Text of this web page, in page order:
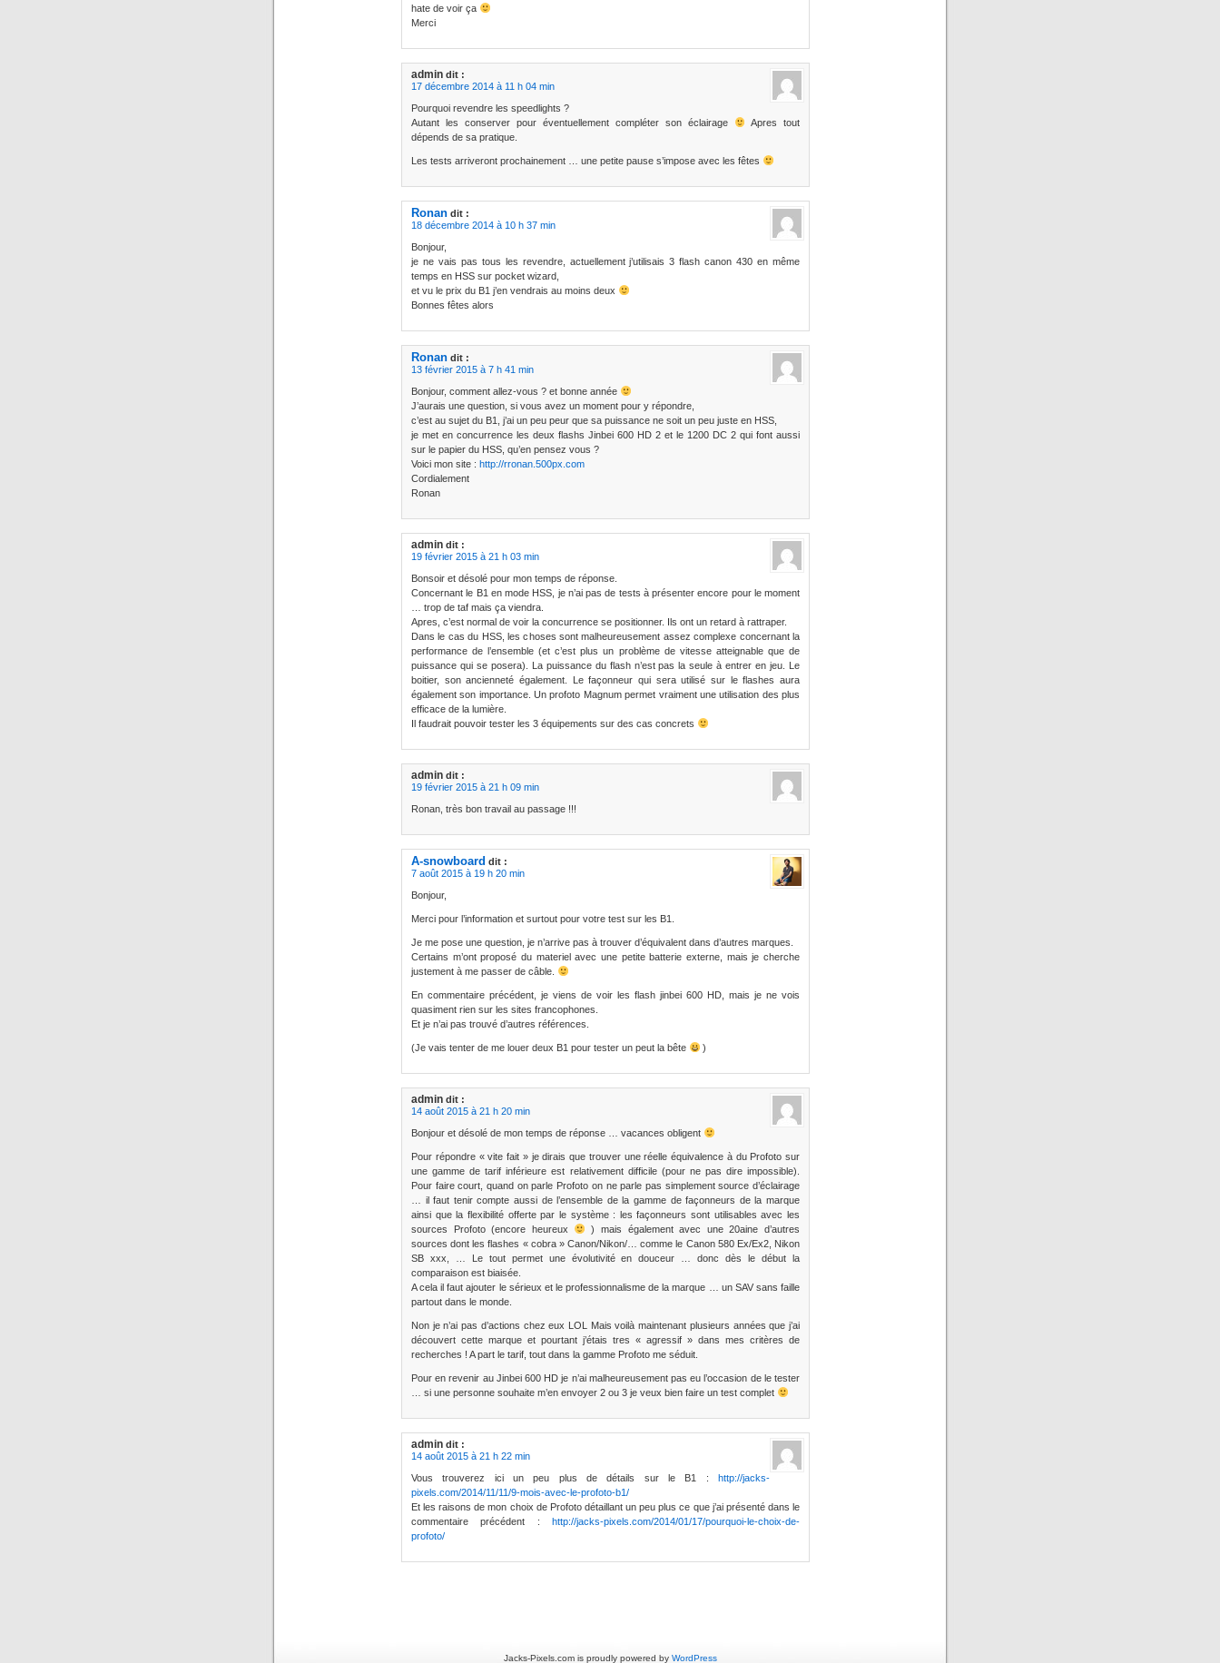
hate de voir ça
Merci
admin dit :
17 décembre 2014 à 11 h 04 min
Pourquoi revendre les speedlights ?
Autant les conserver pour éventuellement compléter son éclairage
Apres tout
dépends de sa pratique.
Les tests arriveront prochainement … une petite pause s’impose avec les fêtes
Ronan dit :
18 décembre 2014 à 10 h 37 min
Bonjour,
je ne vais pas tous les revendre, actuellement j’utilisais 3 flash canon 430 en même
temps en HSS sur pocket wizard,
et vu le prix du B1 j’en vendrais au moins deux
Bonnes fêtes alors
Ronan dit :
13 février 2015 à 7 h 41 min
Bonjour, comment allez-vous ? et bonne année
J’aurais une question, si vous avez un moment pour y répondre,
c’est au sujet du B1, j’ai un peu peur que sa puissance ne soit un peu juste en HSS,
je met en concurrence les deux flashs Jinbei 600 HD 2 et le 1200 DC 2 qui font aussi
sur le papier du HSS, qu’en pensez vous ?
Voici mon site : http://rronan.500px.com
Cordialement
Ronan
admin dit :
19 février 2015 à 21 h 03 min
Bonsoir et désolé pour mon temps de réponse.
Concernant le B1 en mode HSS, je n’ai pas de tests à présenter encore pour le moment
… trop de taf mais ça viendra.
Apres, c’est normal de voir la concurrence se positionner. Ils ont un retard à rattraper.
Dans le cas du HSS, les choses sont malheureusement assez complexe concernant la
performance de l’ensemble (et c’est plus un problème de vitesse atteignable que de
puissance qui se posera). La puissance du flash n’est pas la seule à entrer en jeu. Le
boitier, son ancienneté également. Le façonneur qui sera utilisé sur le flashes aura
également son importance. Un profoto Magnum permet vraiment une utilisation des plus
efficace de la lumière.
Il faudrait pouvoir tester les 3 équipements sur des cas concrets
admin dit :
19 février 2015 à 21 h 09 min
Ronan, très bon travail au passage !!!
A-snowboard dit :
7 août 2015 à 19 h 20 min
Bonjour,
Merci pour l’information et surtout pour votre test sur les B1.
Je me pose une question, je n’arrive pas à trouver d’équivalent dans d’autres marques.
Certains m’ont proposé du materiel avec une petite batterie externe, mais je cherche
justement à me passer de câble.
En commentaire précédent, je viens de voir les flash jinbei 600 HD, mais je ne vois
quasiment rien sur les sites francophones.
Et je n’ai pas trouvé d’autres références.
(Je vais tenter de me louer deux B1 pour tester un peut la bête )
admin dit :
14 août 2015 à 21 h 20 min
Bonjour et désolé de mon temps de réponse … vacances obligent
Pour répondre « vite fait » je dirais que trouver une réelle équivalence à du Profoto sur
une gamme de tarif inférieure est relativement difficile (pour ne pas dire impossible).
Pour faire court, quand on parle Profoto on ne parle pas simplement source d’éclairage
… il faut tenir compte aussi de l’ensemble de la gamme de façonneurs de la marque
ainsi que la flexibilité offerte par le système : les façonneurs sont utilisables avec les
sources Profoto (encore heureux
) mais également avec une 20aine d’autres
sources dont les flashes « cobra » Canon/Nikon/… comme le Canon 580 Ex/Ex2, Nikon
SB xxx, … Le tout permet une évolutivité en douceur … donc dès le début la
comparaison est biaisée.
A cela il faut ajouter le sérieux et le professionnalisme de la marque … un SAV sans faille
partout dans le monde.
Non je n’ai pas d’actions chez eux LOL Mais voilà maintenant plusieurs années que j’ai
découvert cette marque et pourtant j’étais tres « agressif » dans mes critères de
recherches ! A part le tarif, tout dans la gamme Profoto me séduit.
Pour en revenir au Jinbei 600 HD je n’ai malheureusement pas eu l’occasion de le tester
… si une personne souhaite m’en envoyer 2 ou 3 je veux bien faire un test complet
admin dit :
14 août 2015 à 21 h 22 min
Vous trouverez ici un peu plus de détails sur le B1 : http://jacks-
pixels.com/2014/11/11/9-mois-avec-le-profoto-b1/
Et les raisons de mon choix de Profoto détaillant un peu plus ce que j’ai présenté dans le
commentaire précédent : http://jacks-pixels.com/2014/01/17/pourquoi-le-choix-de-
profoto/
Jacks-Pixels.com is proudly powered by WordPress